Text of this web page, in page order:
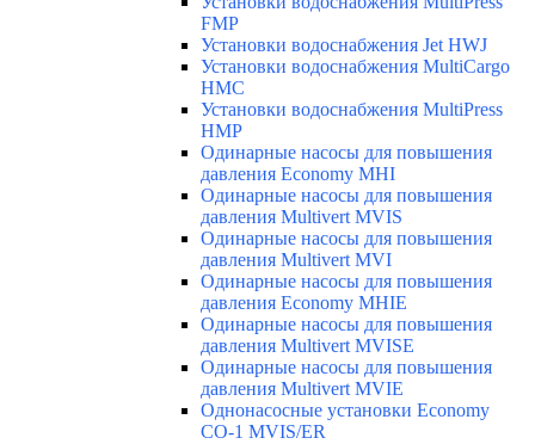
FMP
Установки водоснабжения Jet HWJ
Установки водоснабжения MultiCargo
HMC
Установки водоснабжения MultiPress
HMP
Одинарные насосы для повышения
давления Economy MHI
Одинарные насосы для повышения
давления Multivert MVIS
Одинарные насосы для повышения
давления Multivert MVI
Одинарные насосы для повышения
давления Economy MHIE
Одинарные насосы для повышения
давления Multivert MVISE
Одинарные насосы для повышения
давления Multivert MVIE
Однонасосные установки Economy
CO-1 MVIS/ER